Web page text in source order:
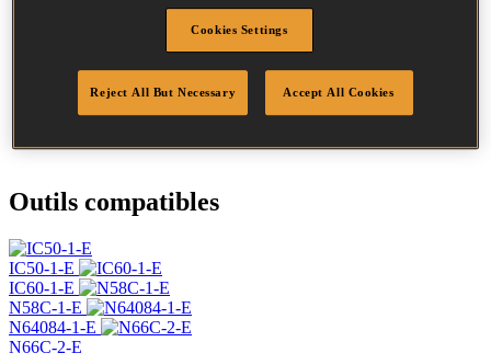
4.5 mm
35 mm
Finition
Brillant
Outils compatibles
IC50-1-E
IC60-1-E
N58C-1-E
N64084-1-E
N66C-2-E
Cookies Settings
Reject All But Necessary Accept All Cookies